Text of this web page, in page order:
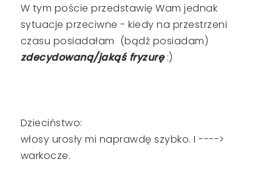
W tym poście przedstawię Wam jednak
sytuacje przeciwne - kiedy na przestrzeni
czasu posiadałam (bądź posiadam)
zdecydowaną/jakąś fryzurę:)
Dzieciństwo:
włosy urosły mi naprawdę szybko. I ---->
warkocze.